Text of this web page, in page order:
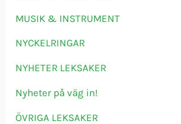
MUSIK & INSTRUMENT
NYCKELRINGAR
NYHETER LEKSAKER
Nyheter på väg in!
ÖVRIGA LEKSAKER